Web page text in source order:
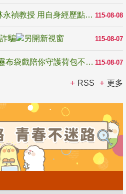
115-08-08
教育家人物典範 發明大王林永禎教授 用自身經歷點亮學生的路
115-08-07
騙
115-08-07
反詐騙宣導_防詐有道，霹靂布袋戲陪你守護荷包不受騙
RSS 更多